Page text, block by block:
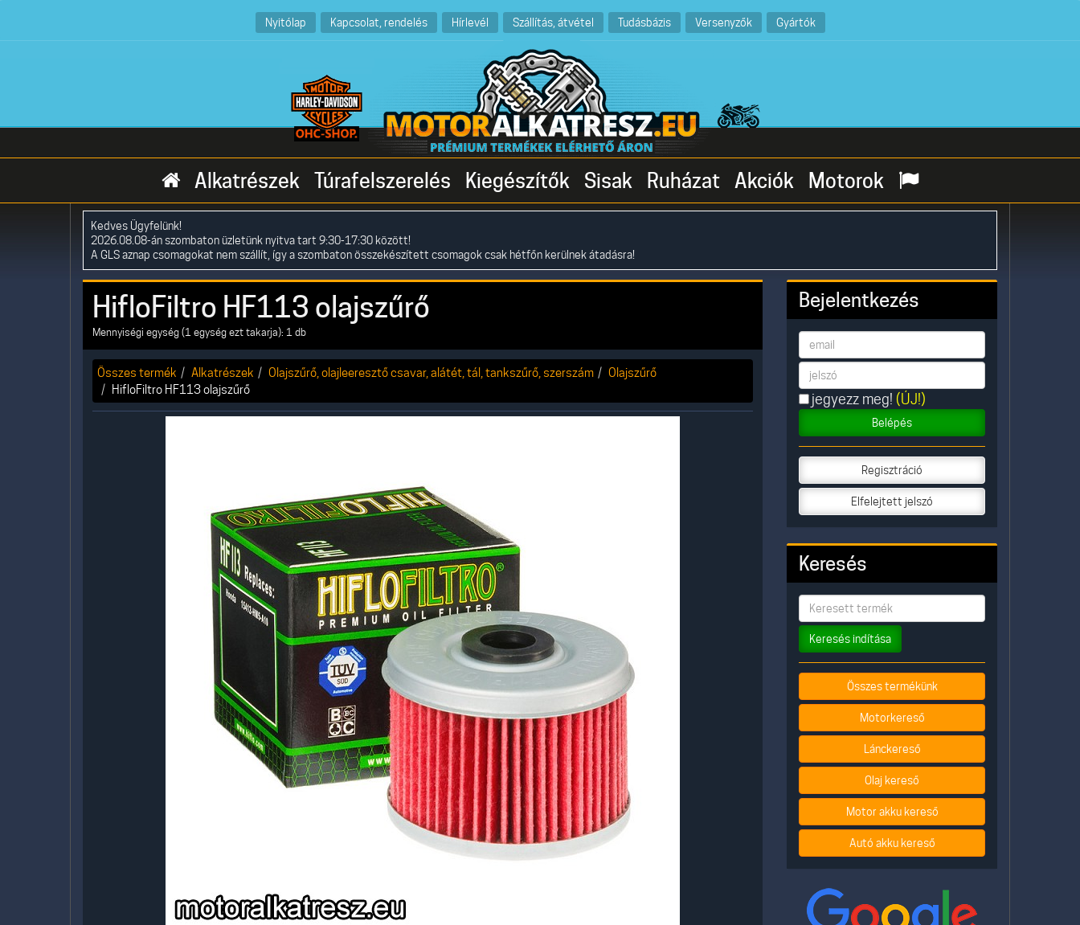
Nyitólap Kapcsolat, rendelés Hírlevél Szállítás, átvétel Tudásbázis Versenyzők Gyártók
Alkatrészek Túrafelszerelés Kiegészítők Sisak Ruházat Akciók Motorok
Kedves Ügyfelünk!
2026.08.08-án szombaton üzletünk nyitva tart 9:30-17:30 között!
A GLS aznap csomagokat nem szállít, így a szombaton összekészített csomagok csak hétfőn kerülnek átadásra!
HifloFiltro HF113 olajszűrő
Mennyiségi egység (1 egység ezt takarja): 1 db
Összes termék Alkatrészek Olajszűrő, olajleeresztő csavar, alátét, tál, tankszűrő, szerszám
Olajszűrő
HifloFiltro HF113 olajszűrő
Bejelentkezés
jegyezz meg! (ÚJ!)
Belépés
Regisztráció
Elfelejtett jelszó
Keresés
Keresés indítása
Összes termékünk
Motorkereső
Lánckereső
Olaj kereső
Motor akku kereső
Autó akku kereső